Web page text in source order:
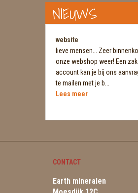
NIEUWS
website
lieve mensen... Zeer
onze webshop weer! Een
account kan je bij ons
te mailen met je b...
Lees meer
CONTACT
Earth mineralen